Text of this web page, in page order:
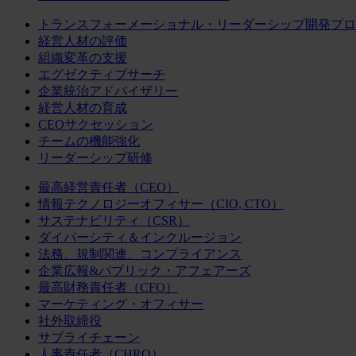
トランスフォーメーショナル・リーダーシップ開発プ
経営人材の評価
組織変革の支援
エグゼクティブサーチ
企業統治アドバイザリー
経営人材の育成
CEOサクセッション
チームの機能強化
リーダーシップ研修
最高経営責任者（CEO）
情報テクノロジーオフィサー（CIO, CTO）
サステナビリティ（CSR）
ダイバーシティ＆インクルージョン
法務、規制関連、コンプライアンス
企業広報&パブリック・アフェアーズ
最高財務責任者（CFO）
マーケティング・オフィサー
社外取締役
サプライチェーン